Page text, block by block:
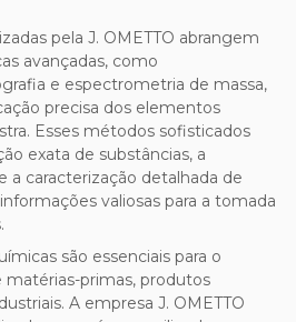
pela J. OMETTO abrangem
avançadas, como
e espectrometria de massa,
precisa dos elementos
Esses métodos sofisticados
exata de substâncias, a
a caracterização detalhada de
valiosas para a tomada
são essenciais para o
primas, produtos
A empresa J. OMETTO